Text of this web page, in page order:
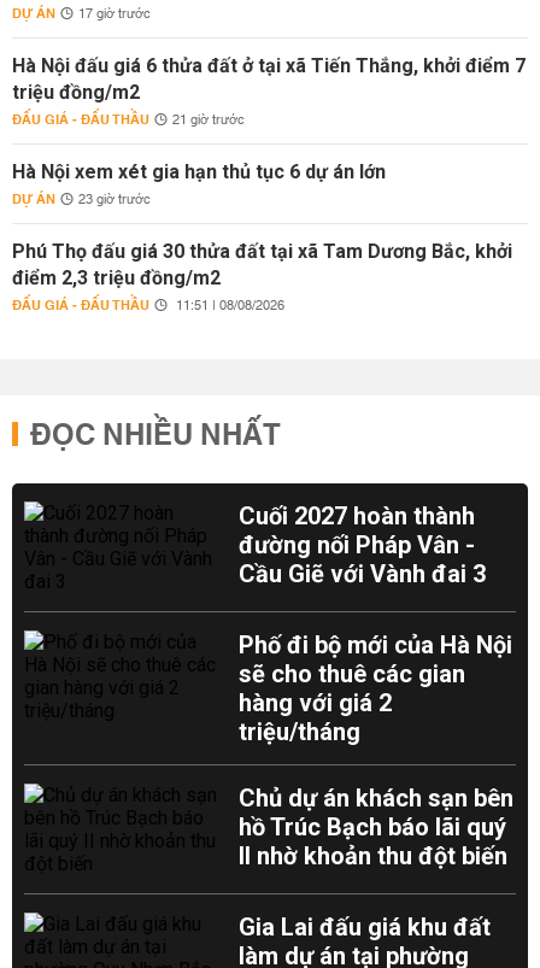
DỰ ÁN 17 giờ trước
Hà Nội đấu giá 6 thửa đất ở tại xã Tiến Thắng, khởi điểm 7
triệu đồng/m2
ĐẤU GIÁ - ĐẤU THẦU 21 giờ trước
Hà Nội xem xét gia hạn thủ tục 6 dự án lớn
DỰ ÁN 23 giờ trước
Phú Thọ đấu giá 30 thửa đất tại xã Tam Dương Bắc, khởi
điểm 2,3 triệu đồng/m2
ĐẤU GIÁ - ĐẤU THẦU 11:51 | 08/08/2026
ĐỌC NHIỀU NHẤT
Cuối 2027 hoàn thành
đường nối Pháp Vân -
Cầu Giẽ với Vành đai 3
Phố đi bộ mới của Hà Nội
sẽ cho thuê các gian
hàng với giá 2
triệu/tháng
Chủ dự án khách sạn bên
hồ Trúc Bạch báo lãi quý
II nhờ khoản thu đột biến
Gia Lai đấu giá khu đất
làm dự án tại phường